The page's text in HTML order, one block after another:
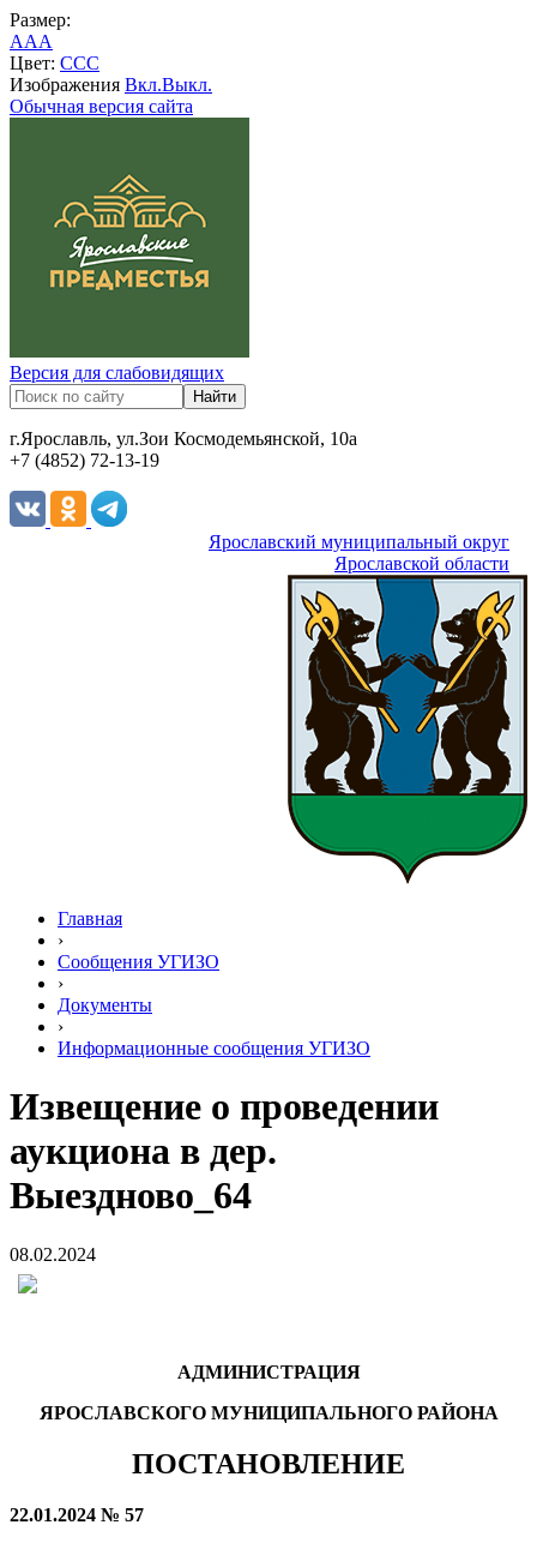
Размер:
AAA
Цвет: CCC
Изображения Вкл.Выкл.
Обычная версия сайта
Версия для слабовидящих
г.Ярославль, ул.Зои Космодемьянской, 10а
+7 (4852) 72-13-19
Ярославский муниципальный округ
Ярославской области
Главная
›
Сообщения УГИЗО
›
Документы
›
Информационные сообщения УГИЗО
Извещение о проведении
аукциона в дер.
Выездново_64
08.02.2024
АДМИНИСТРАЦИЯ
ЯРОСЛАВСКОГО МУНИЦИПАЛЬНОГО РАЙОНА
ПОСТАНОВЛЕНИЕ
22.01.2024 № 57